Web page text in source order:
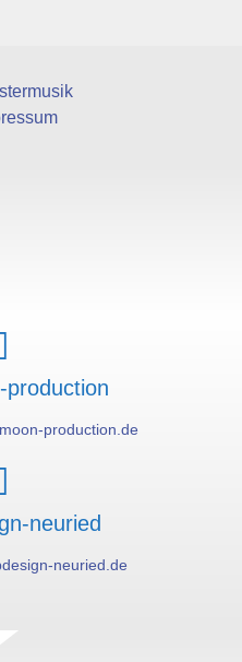
production
production.de
neuried
neuried.de